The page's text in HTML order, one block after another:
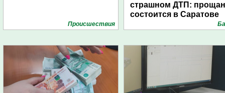
Проиcшествия
страшном ДТП:
состоится в Саратове